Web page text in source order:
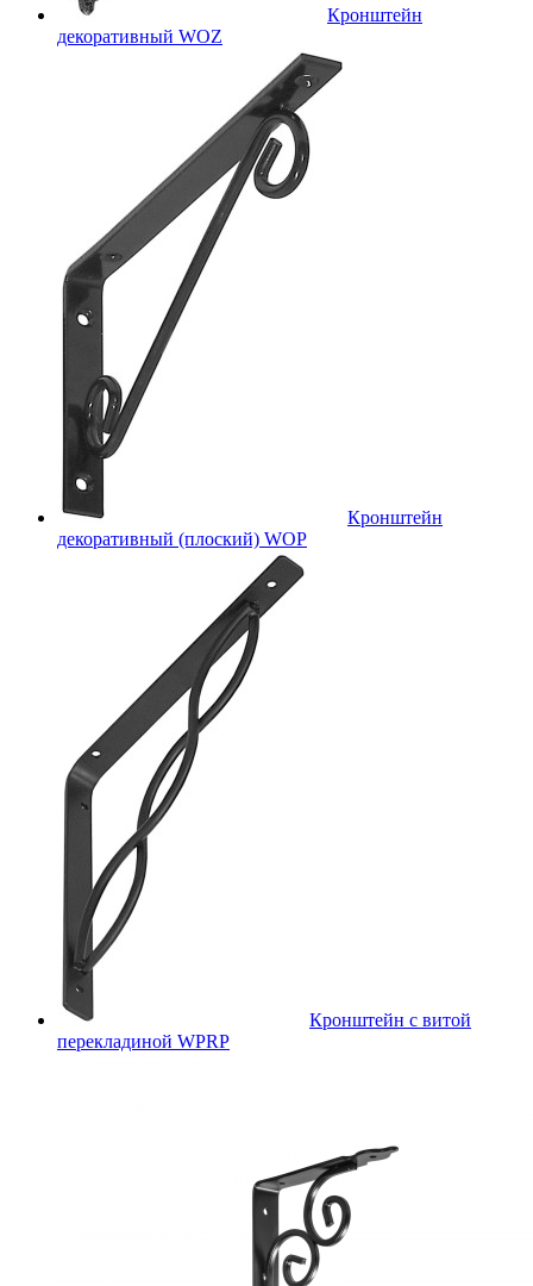
Кронштейн
декоративный WOZ
Кронштейн
декоративный (плоский) WOP
Кронштейн с витой
перекладиной WPRP